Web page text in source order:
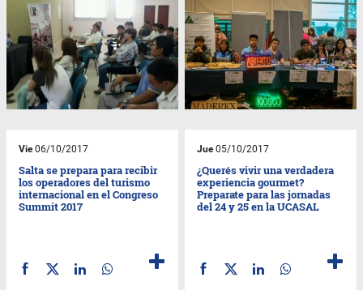
Vie06/10/2017
Salta se prepara para recibir
los operadores del turismo
internacional en el Congreso
Summit 2017
Jue05/10/2017
¿Querés vivir una verdadera
experiencia gourmet?
Preparate para las jornadas
del 24 y 25 en la UCASAL